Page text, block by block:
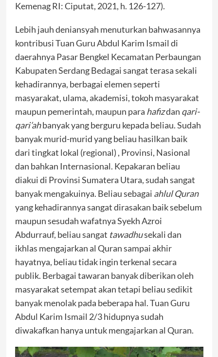
Kemenag RI: Ciputat, 2021, h. 126-127).
Lebih jauh deniansyah menuturkan bahwasannya
kontribusi Tuan Guru Abdul Karim Ismail di
daerahnya Pasar Bengkel Kecamatan Perbaungan
Kabupaten Serdang Bedagai sangat terasa sekali
kehadirannya, berbagai elemen seperti
masyarakat, ulama, akademisi, tokoh masyarakat
maupun pemerintah, maupun para hafizdan qari-
qari’ahbanyak yang berguru kepada beliau. Sudah
banyak murid-murid yang beliau hasilkan baik
dari tingkat lokal (regional) , Provinsi, Nasional
dan bahkan Internasional. Kepakaran beliau
diakui di Provinsi Sumatera Utara, sudah sangat
banyak mengakuinya. Beliau sebagai ahlul Quran
yang kehadirannya sangat dirasakan baik sebelum
maupun sesudah wafatnya Syekh Azroi
Abdurrauf, beliau sangat tawadhusekali dan
ikhlas mengajarkan al Quran sampai akhir
hayatnya, beliau tidak ingin terkenal secara
publik. Berbagai tawaran banyak diberikan oleh
masyarakat setempat akan tetapi beliau sedikit
banyak menolak pada beberapa hal. Tuan Guru
Abdul Karim Ismail 2/3 hidupnya sudah
diwakafkan hanya untuk mengajarkan al Quran.